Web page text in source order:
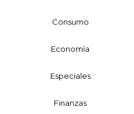
Consumo
Economía
Especiales
Finanzas